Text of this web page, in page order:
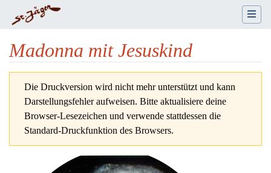
Madonna mit Jesuskind
Die Druckversion wird nicht mehr unterstützt und kann
Darstellungsfehler aufweisen. Bitte aktualisiere deine
Browser-Lesezeichen und verwende stattdessen die
Standard-Druckfunktion des Browsers.